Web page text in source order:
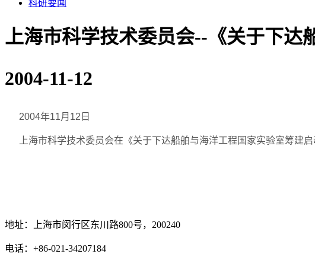
科研要闻
上海市科学技术委员会--《关于下达
2004-11-12
2004年11月12日
上海市科学技术委员会在《关于下达船舶与海洋工程国家实验室筹建
地址：上海市闵行区东川路800号，200240
电话：+86-021-34207184